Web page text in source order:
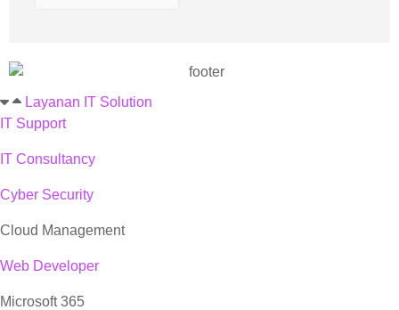
Layanan IT Solution
IT Support
IT Consultancy
Cyber Security
Cloud Management
Web Developer
Microsoft 365